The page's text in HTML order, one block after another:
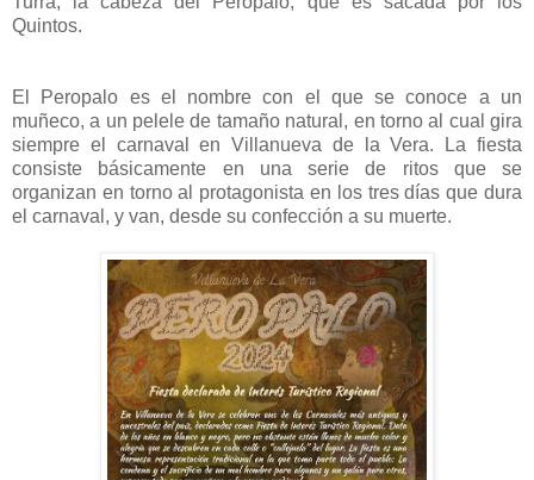
Quintos.
El Peropalo es el nombre con el que se conoce a un
muñeco, a un pelele de tamaño natural, en torno al cual gira
siempre el carnaval en Villanueva de la Vera. La fiesta
consiste básicamente en una serie de ritos que se
organizan en torno al protagonista en los tres días que dura
el carnaval, y van, desde su confección a su muerte.